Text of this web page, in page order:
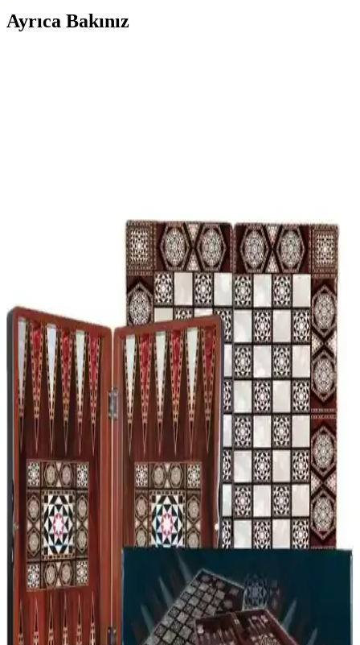
Ayrıca Bakınız
Şimşir ağacından el işçiliğiyle üretilmiş bu tavla pulu, estetik ve
dayanıklı yapısıyla oyununuza şıklık ve kalite getiriyor, geleneksel
sanatların modern tasarımla buluştuğu özgün bir aksesuar.
Cix Sedef MDF Kaplama Büyük Boy Tavla:
Dayanıklı ve Estetik Masa Oyunu
Cix Sedef MDF kaplama büyük boy tavla, dayanıklılık ve şıklığı bir
arada sunar, kolay taşınabilir ve dış mekanda kullanılabilir, ideal
eğlence seçeneği.
Star Masif Sedef Tavla Büyük Boy - Dayanıklı ve
Estetik Masa Oyunu
Star Masif Sedef Tavla büyük boy ölçüsü, dayanıklı malzemeleri ve
estetik tasarımıyla öne çıkar. Kalite ve kullanım alanı genişliğiyle
klasik oyunu modern bir dokunuşla sunar.
Star Polyester Sedef Tavla Büyük Boy: Dayanıklı ve
Şık Modern Tasarım Tavla Oyunu
Star Polyester Sedef Tavla Büyük Boy, şık tasarımı ve dayanıklı
malzemesiyle öne çıkan, taşınabilir ve eğlenceli geleneksel tavla
oyunu. Geniş yüzeyiyle rahat oynanabilirlik sağlar.
Star Oyun Aletleri Büyük Boy Akrilik Tavla Pulu
Detaylı İnceleme ve Kullanıcı Yorumları